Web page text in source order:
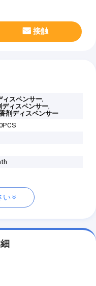
接触
スペンサー,
ディスペンサー,
剤ディスペンサー
い